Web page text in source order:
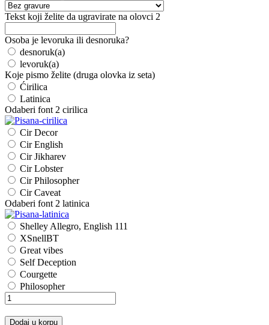
Tekst koji želite da ugravirate na olovci 2
Osoba je levoruka ili desnoruka?
desnoruk(a)
levoruk(a)
Koje pismo želite (druga olovka iz seta)
Ćirilica
Latinica
Odaberi font 2 cirilica
Cir Decor
Cir English
Cir Jikharev
Cir Lobster
Cir Philosopher
Cir Caveat
Odaberi font 2 latinica
Shelley Allegro, English 111
XSnellBT
Great vibes
Self Deception
Courgette
Philosopher
WATERMAN
olovke
poklon
Dodaj u korpu